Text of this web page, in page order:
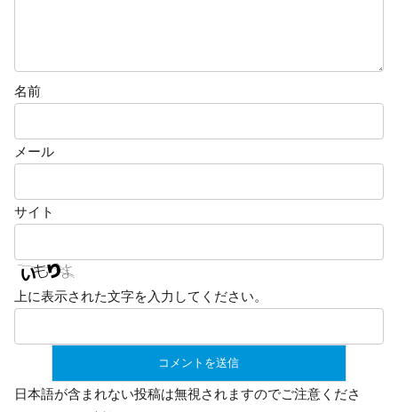
名前
メール
サイト
上に表示された文字を入力してください。
日本語が含まれない投稿は無視されますのでご注意くださ